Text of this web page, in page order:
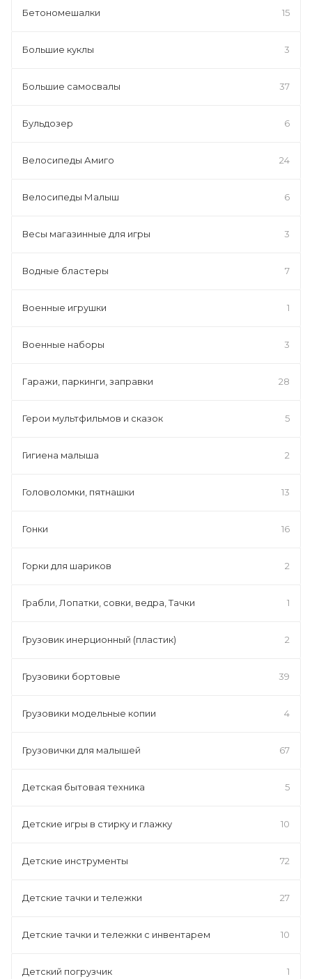
Бетономешалки 15
Большие куклы 3
Большие самосвалы 37
Бульдозер 6
Велосипеды Амиго 24
Велосипеды Малыш 6
Весы магазинные для игры 3
Водные бластеры 7
Военные игрушки 1
Военные наборы 3
Гаражи, паркинги, заправки 28
Герои мультфильмов и сказок 5
Гигиена малыша 2
Головоломки, пятнашки 13
Гонки 16
Горки для шариков 2
Грабли, Лопатки, совки, ведра, Тачки 1
Грузовик инерционный (пластик) 2
Грузовики бортовые 39
Грузовики модельные копии 4
Грузовички для малышей 67
Детская бытовая техника 5
Детские игры в стирку и глажку 10
Детские инструменты 72
Детские тачки и тележки 27
Детские тачки и тележки с инвентарем 10
Детский погрузчик 1